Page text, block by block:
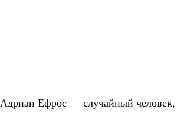
Ефрос — случайный